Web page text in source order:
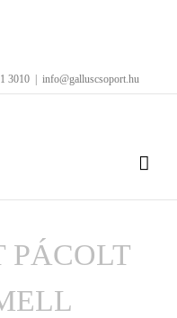
3010 info@galluscsoport.hu
PÁCOLT